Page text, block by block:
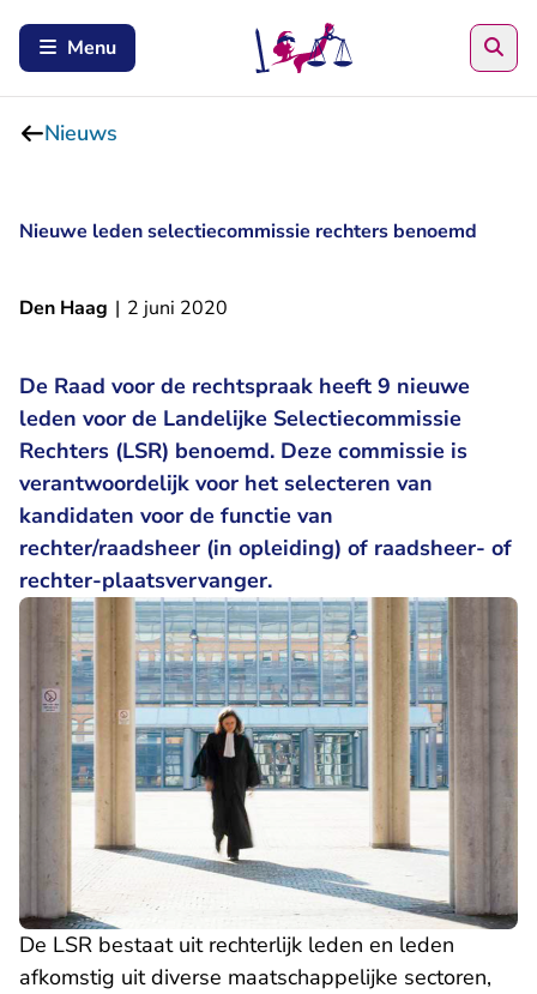
Menu
Nieuws
Nieuwe leden selectiecommissie rechters benoemd
Den Haag | 2 juni 2020
De Raad voor de rechtspraak heeft 9 nieuwe
leden voor de Landelijke Selectiecommissie
Rechters (LSR) benoemd. Deze commissie is
verantwoordelijk voor het selecteren van
kandidaten voor de functie van
rechter/raadsheer (in opleiding) of raadsheer- of
rechter-plaatsvervanger.
De LSR bestaat uit rechterlijk leden en leden
afkomstig uit diverse maatschappelijke sectoren,